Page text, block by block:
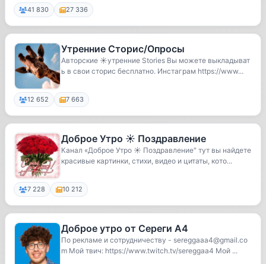
41 830 27 336
Утренние Сторис/Опросы
Авторские ☀️утренние Stories Вы можете выкладыват
ь в свои сторис бесплатно. Инстаграм https://www...
12 652 7 663
Доброе Утро ☀️ Поздравление
Канал «Доброе Утро ☀️ Поздравление" тут вы найдете
красивые картинки, стихи, видео и цитаты, кото...
7 228 10 212
Доброе утро от Сереги А4
По рекламе и сотрудничеству - sereggaaa4@gmail.co
m Мой твич: https://www.twitch.tv/sereggaa4 Мой ...